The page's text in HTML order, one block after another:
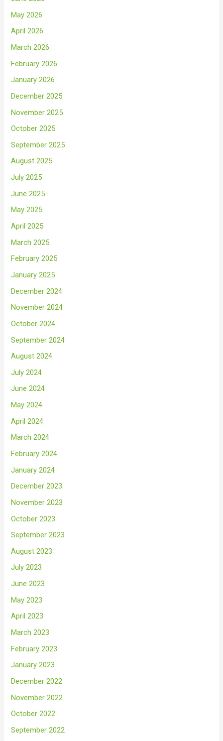
May 2026
April 2026
March 2026
February 2026
January 2026
December 2025
November 2025
October 2025
September 2025
August 2025
July 2025
June 2025
May 2025
April 2025
March 2025
February 2025
January 2025
December 2024
November 2024
October 2024
September 2024
August 2024
July 2024
June 2024
May 2024
April 2024
March 2024
February 2024
January 2024
December 2023
November 2023
October 2023
September 2023
August 2023
July 2023
June 2023
May 2023
April 2023
March 2023
February 2023
January 2023
December 2022
November 2022
October 2022
September 2022